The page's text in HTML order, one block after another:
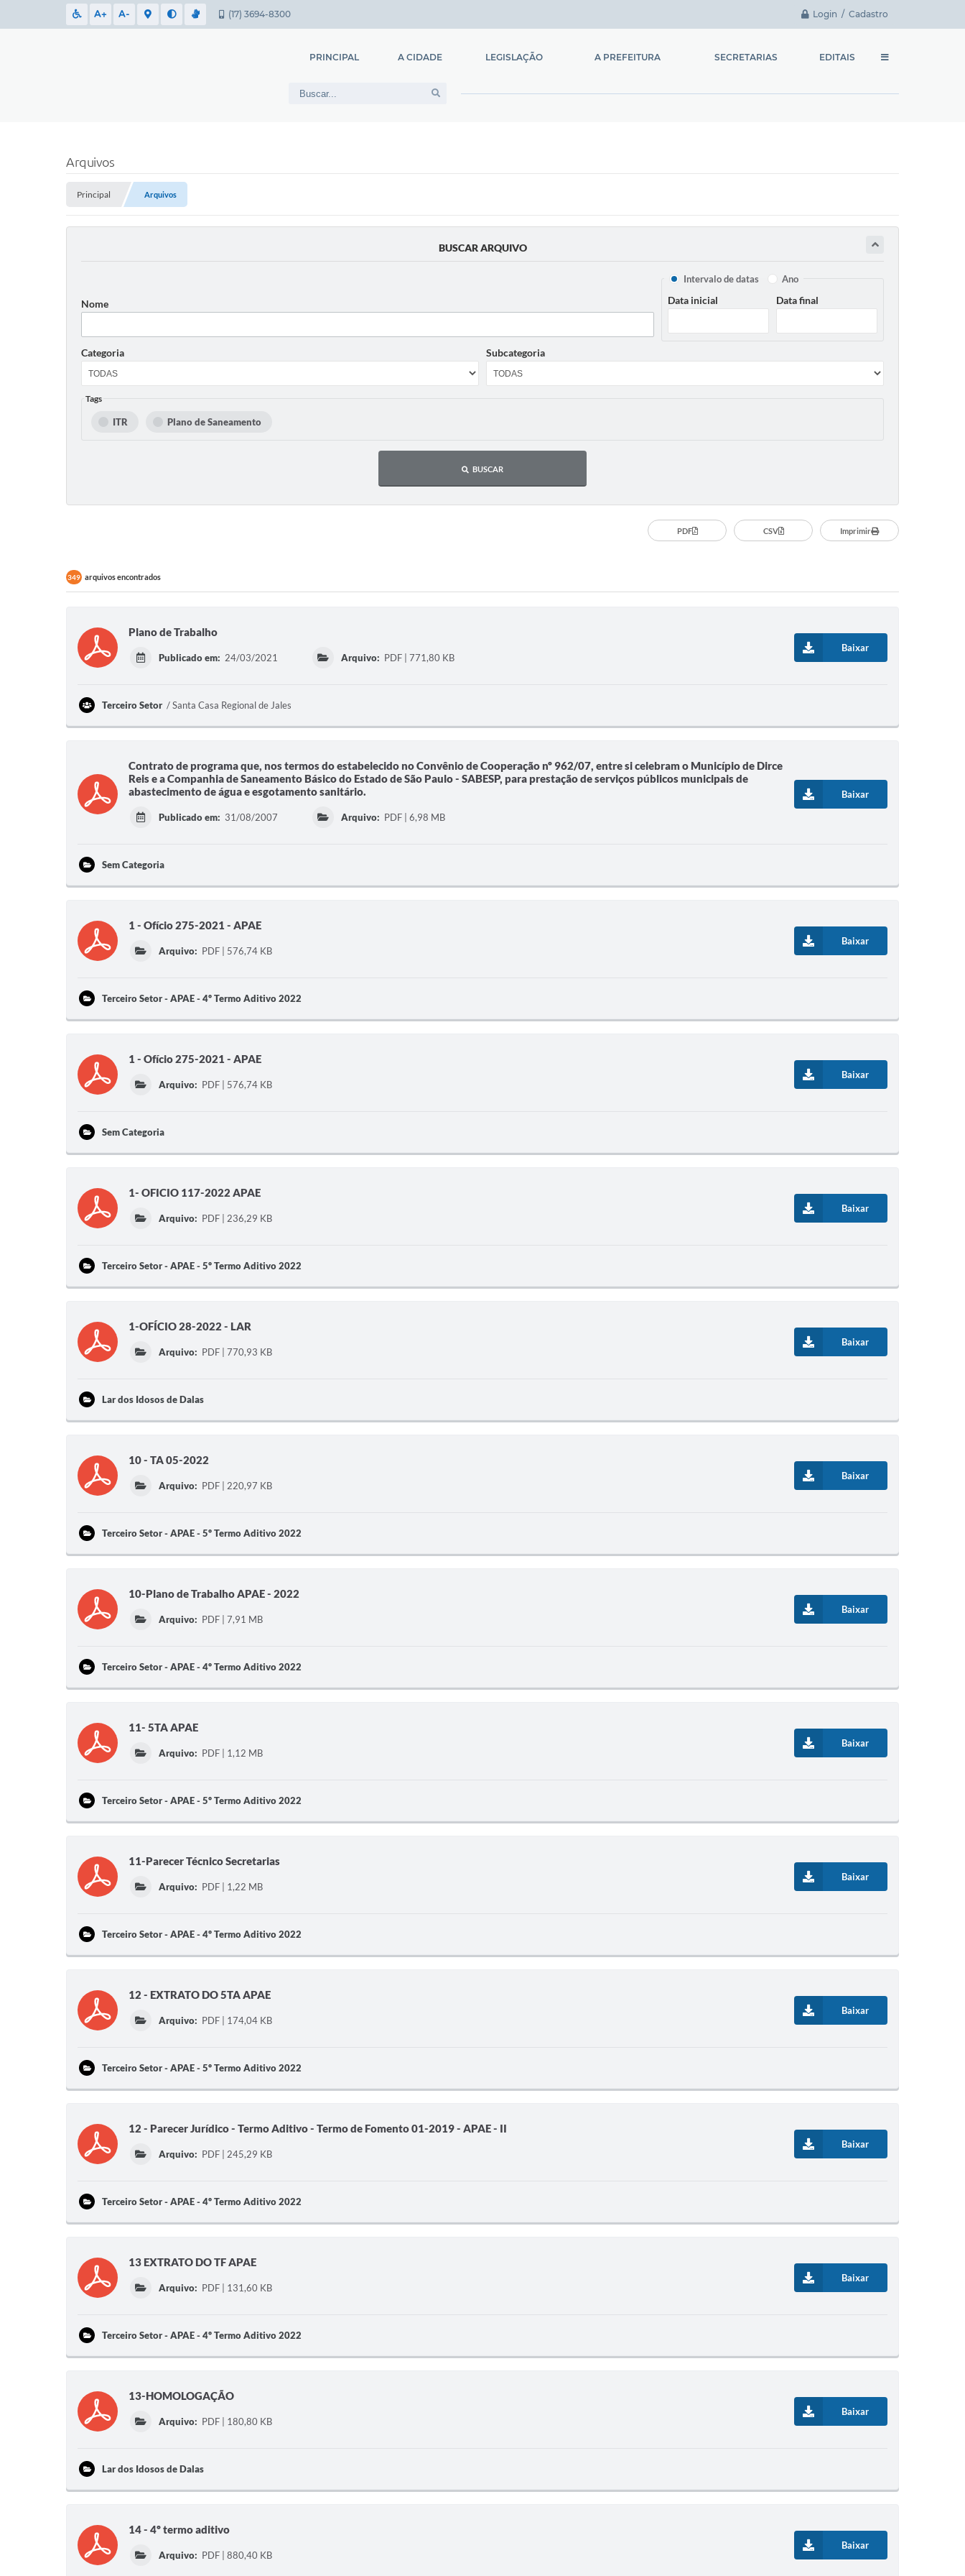
Login / Cadastro
A+ A- (17) 3694-8300
PRINCIPAL A CIDADE
História
LEGISLAÇÃO
Legislação Municipal
A PREFEITURA SECRETARIAS
Educação
Secretaria Municipal de
EDITAIS
Arquivos
Principal Arquivos
BUSCAR ARQUIVO
Nome
Intervalo de datas Ano
Data inicial Data final
Categoria Subcategoria
Tags
ITR Plano de Saneamento
BUSCAR
PDF CSV Imprimir
349 arquivos encontrados
Plano de Trabalho
Publicado em: 24/03/2021 Arquivo: PDF | 771,80 KB
Baixar
Terceiro Setor Santa Casa Regional de Jales
Contrato de programa que, nos termos do estabelecido no Convênio de Cooperação nº 962/07, entre si celebram o Município de Dirce
Reis e a Companhia de Saneamento Básico do Estado de São Paulo - SABESP, para prestação de serviços públicos municipais de
abastecimento de água e esgotamento sanitário.
Publicado em: 31/08/2007 Arquivo: PDF | 6,98 MB
Baixar
Sem Categoria
1 - Ofício 275-2021 - APAE
Arquivo: PDF | 576,74 KB
Baixar
Terceiro Setor - APAE - 4º Termo Aditivo 2022
1 - Ofício 275-2021 - APAE
Arquivo: PDF | 576,74 KB
Baixar
Sem Categoria
1- OFICIO 117-2022 APAE
Arquivo: PDF | 236,29 KB
Baixar
Terceiro Setor - APAE - 5º Termo Aditivo 2022
1-OFÍCIO 28-2022 - LAR
Arquivo: PDF | 770,93 KB
Baixar
Lar dos Idosos de Dalas
10 - TA 05-2022
Arquivo: PDF | 220,97 KB
Baixar
Terceiro Setor - APAE - 5º Termo Aditivo 2022
10-Plano de Trabalho APAE - 2022
Arquivo: PDF | 7,91 MB
Baixar
Terceiro Setor - APAE - 4º Termo Aditivo 2022
11- 5TA APAE
Arquivo: PDF | 1,12 MB
Baixar
Terceiro Setor - APAE - 5º Termo Aditivo 2022
11-Parecer Técnico Secretarias
Arquivo: PDF | 1,22 MB
Baixar
Terceiro Setor - APAE - 4º Termo Aditivo 2022
12 - EXTRATO DO 5TA APAE
Arquivo: PDF | 174,04 KB
Baixar
Terceiro Setor - APAE - 5º Termo Aditivo 2022
12 - Parecer Jurídico - Termo Aditivo - Termo de Fomento 01-2019 - APAE - II
Arquivo: PDF | 245,29 KB
Baixar
Terceiro Setor - APAE - 4º Termo Aditivo 2022
13 EXTRATO DO TF APAE
Arquivo: PDF | 131,60 KB
Baixar
Terceiro Setor - APAE - 4º Termo Aditivo 2022
13-HOMOLOGAÇÃO
Arquivo: PDF | 180,80 KB
Baixar
Lar dos Idosos de Dalas
14 - 4º termo aditivo
Arquivo: PDF | 880,40 KB
Baixar